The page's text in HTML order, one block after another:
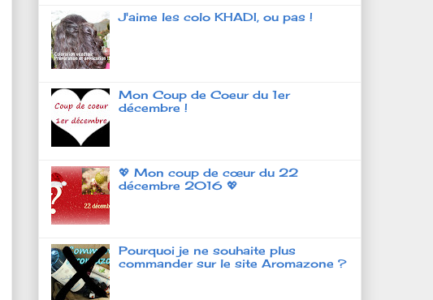
J'aime les colo KHADI, ou pas !
Mon Coup de Coeur du 1er
décembre !
💖 Mon coup de cœur du 22
décembre 2016 💖
Pourquoi je ne souhaite plus
commander sur le site Aromazone ?